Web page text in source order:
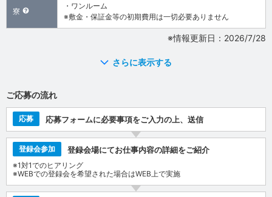
寮
・ワンルーム
※敷金・保証金等の初期費用は一切必要ありません
※情報更新日：2026/7/28
さらに表示する
ご応募の流れ
応募 応募フォームに必要事項をご入力の上、送信
登録会参加 登録会場にてお仕事内容の詳細をご紹介
※1対1でのヒアリング
※WEBでの登録会を希望された場合はWEB上で実施